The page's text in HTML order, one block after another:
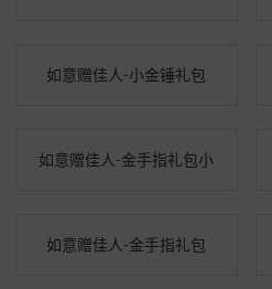
如意赠佳人-小金锤礼包
如意赠佳人-金手指礼包小
如意赠佳人-金手指礼包